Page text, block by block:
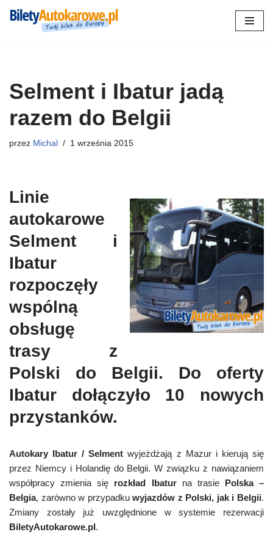
Selment i Ibatur jadą
razem do Belgii
przez Michal 1 września 2015
Linie
autokarowe
Selment i
Ibatur
rozpoczęły
wspólną
obsługę
trasy z
Polski do Belgii. Do oferty
Ibatur dołączyło 10 nowych
przystanków.
Autokary Ibatur / Selment wyjeżdżają z Mazur i kierują się
przez Niemcy i Holandię do Belgii. W związku z nawiązaniem
współpracy zmienia się rozkład Ibaturna trasie Polska –
Belgia, zarówno w przypadkuwyjazdów z Polski, jak i Belgii.
Zmiany zostały już uwzględnione w systemie rezerwacji
BiletyAutokarowe.pl.